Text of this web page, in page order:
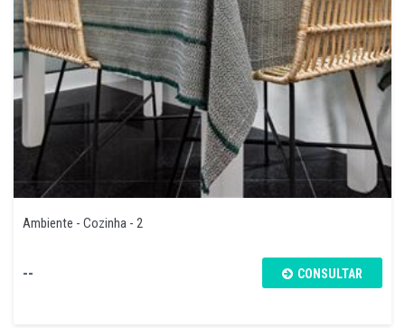
Ambiente - Cozinha - 2
-- CONSULTAR